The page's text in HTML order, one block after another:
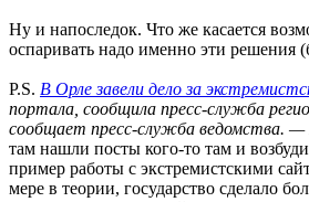
Ну и напоследок. Что же касается
оспаривать надо именно эти решения
P.S. В Орле завели дело за
портала, сообщила пресс-служба
сообщает пресс-служба ведомства. —
там нашли посты кого-то там и
пример работы с экстремистскими
мере в теории, государство сделало